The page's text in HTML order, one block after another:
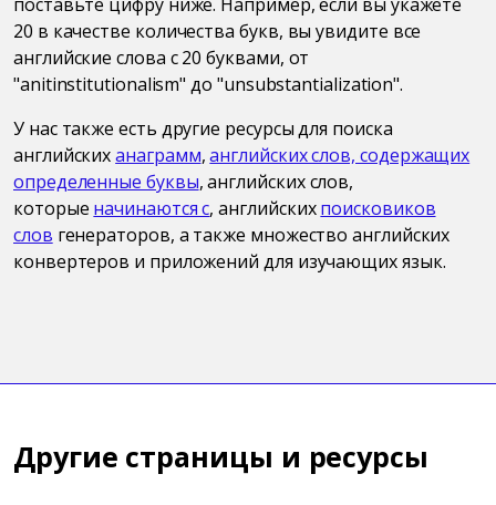
20 в качестве количества букв, вы увидите все
английские слова с 20 буквами, от
"anitinstitutionalism" до "unsubstantialization".
У нас также есть другие ресурсы для поиска
английскиханаграмм,английских слов, содержащих
определенные буквы, английских слов,
которые начинаются с, английскихпоисковиков
слов генераторов, а также множество английских
конвертеров и приложений для изучающих язык.
Другие страницы и ресурсы